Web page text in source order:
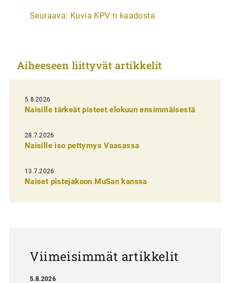
t
k
e
l
i
e
n
e
Seuraava: Kuvia KPV:n kaadosta
Aiheeseen liittyvät artikkelit
5.8.2026
Naisille tärkeät pisteet elokuun ensimmäisestä
28.7.2026
Naisille iso pettymys Vaasassa
13.7.2026
Naiset pistejakoon MuSan kanssa
Viimeisimmät artikkelit
5.8.2026